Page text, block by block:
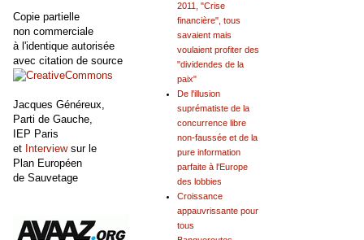
2011, "Crise
financière", tous
savaient mais
voulaient profiter des
"dividendes de la
paix"
De l'illusion
suprématiste de la
concurrence libre
non-faussée et de la
pure information
parfaite à l'Europe
des lobbies
Croissance
appauvrissante pour
tous
Copie partielle
non commerciale
à l'identique autorisée
avec citation de source
Jacques Généreux,
Parti de Gauche,
IEP Paris
et Interviewsur le
Plan Européen
de Sauvetage